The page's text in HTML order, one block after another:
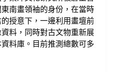
東南畫領袖的身份，在當時
授意下，一邊利用畫壇前
料，同時對古文物重新展
料庫。目前推測總數可多